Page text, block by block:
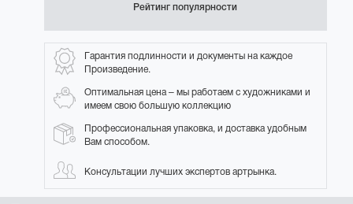
Рейтинг популярности
Гарантия подлинности и документы на каждое
Произведение.
Оптимальная цена – мы работаем с художниками и
имеем свою большую коллекцию
Профессиональная упаковка, и доставка удобным
Вам способом.
Консультации лучших экспертов артрынка.